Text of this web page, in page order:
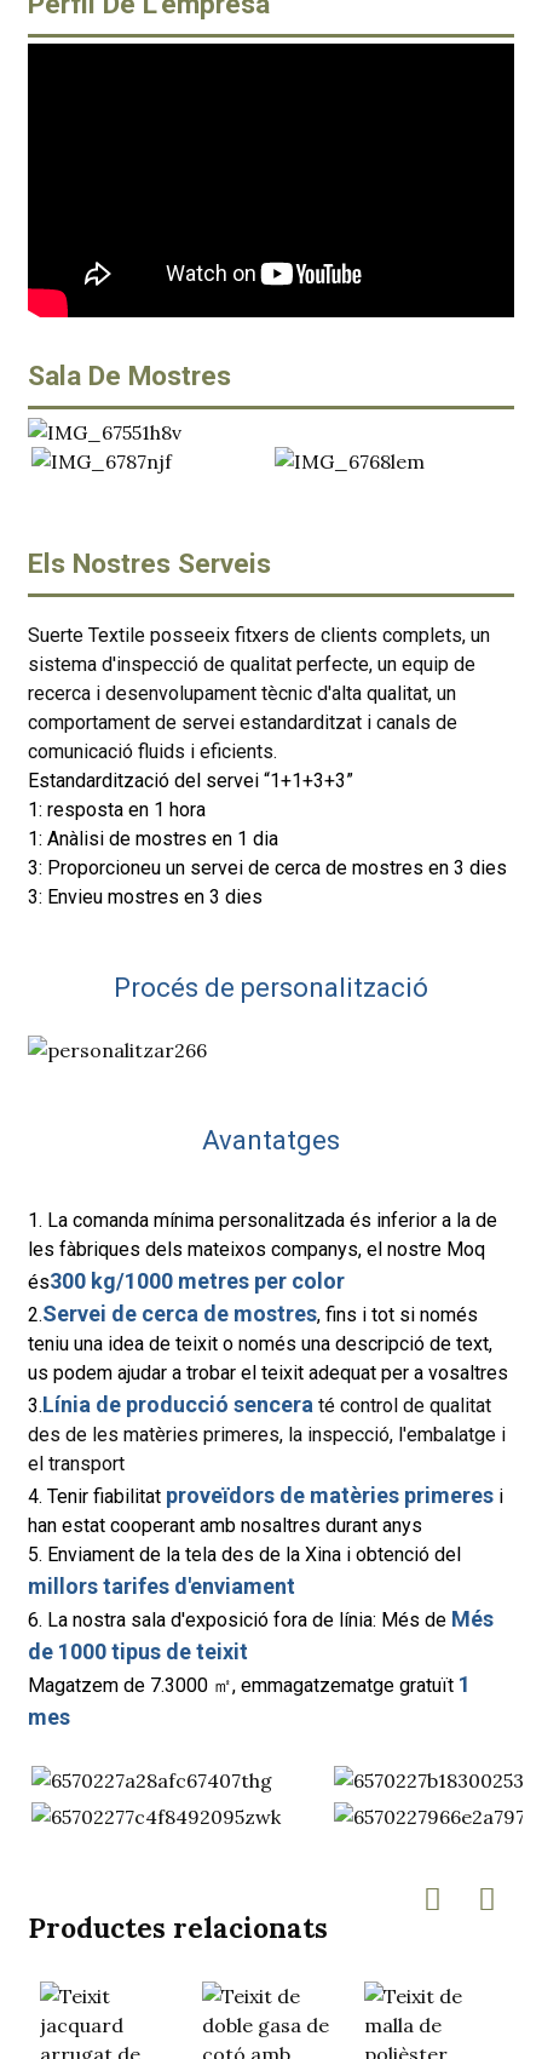
Sala De Mostres
Els Nostres Serveis
Suerte Textile posseeix fitxers de clients complets, un
sistema d'inspecció de qualitat perfecte, un equip de
recerca i desenvolupament tècnic d'alta qualitat, un
comportament de servei estandarditzat i canals de
comunicació fluids i eficients.
Estandardització del servei “1+1+3+3”
1: resposta en 1 hora
1: Anàlisi de mostres en 1 dia
3: Proporcioneu un servei de cerca de mostres en 3 dies
3: Envieu mostres en 3 dies
Procés de personalització
Avantatges
1. La comanda mínima personalitzada és inferior a la de
les fàbriques dels mateixos companys, el nostre Moq
és300 kg/1000 metres per color
2.Servei de cerca de mostres, fins i tot si només
teniu una idea de teixit o només una descripció de text,
us podem ajudar a trobar el teixit adequat per a vosaltres
3.Línia de producció sencera té control de qualitat
des de les matèries primeres, la inspecció, l'embalatge i
el transport
4. Tenir fiabilitat proveïdors de matèries primeresi
han estat cooperant amb nosaltres durant anys
5. Enviament de la tela des de la Xina i obtenció del
millors tarifes d'enviament
6. La nostra sala d'exposició fora de línia: Més de Més
de 1000 tipus de teixit
Magatzem de 7.3000 ㎡, emmagatzematge gratuït 1
mes
Productes relacionats